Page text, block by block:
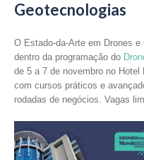
Geotecnologias
O Estado-da-Arte em Drones
dentro da programação do
de 5 a 7 de novembro no
com cursos práticos e
rodadas de negócios. Vagas